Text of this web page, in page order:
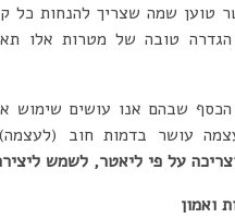
טוען שמה שצריך להנחות כל
טובה של מטרות אלו
שבהם אנו עושים שימוש
עושר בדמות חוב
על פי ליאטר, לשמש
ואמון